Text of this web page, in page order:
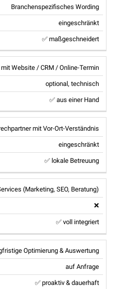
Branchenspezifisches Wording
eingeschränkt
✅ maßgeschneidert
Website / CRM / Online-Termin
optional, technisch
✅ aus einer Hand
mit Vor-Ort-Verständnis
eingeschränkt
✅ lokale Betreuung
(Marketing, SEO, Beratung)
❌
✅ voll integriert
Optimierung & Auswertung
auf Anfrage
✅ proaktiv & dauerhaft